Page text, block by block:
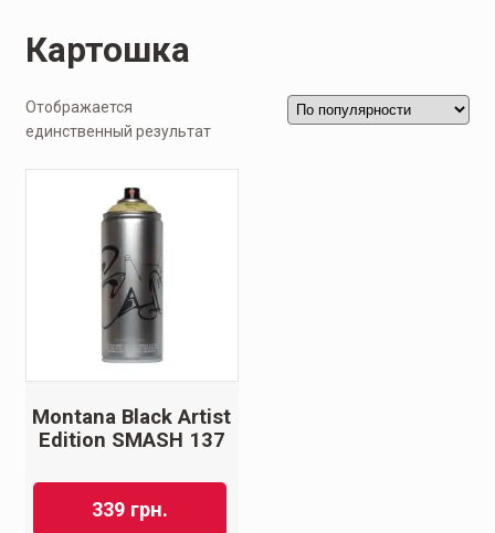
Картошка
Отображается
единственный результат
Montana Black Artist
Edition SMASH 137
339 грн.